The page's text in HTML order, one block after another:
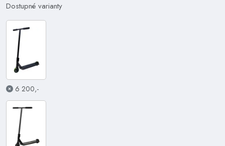
Dostupné varianty
6 200,-